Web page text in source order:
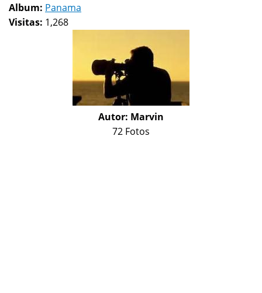
Album: Panama
Visitas: 1,268
Autor: Marvin
72 Fotos